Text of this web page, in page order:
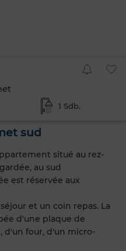
1 Sdb.
sud
situé au rez-
au sud
est réservée aux
et un coin repas. La
d'une plaque de
d'un four, d'un micro-